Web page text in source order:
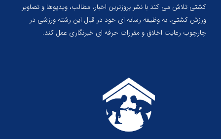
کشتی تلاش می کند با نشر بروزترین اخبار، مطالب، ویدیوها و تصاویر
ورزش کشتی، به وظیفه رسانه ای خود در قبال این رشته ورزشی در
چارچوب رعایت اخلاق و مقررات حرفه ای خبرنگاری عمل کند.